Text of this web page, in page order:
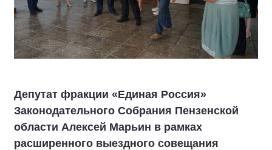
Депутат фракции «Единая Россия»
Законодательного Собрания Пензенской
области Алексей Марьин в рамках
расширенного выездного совещания